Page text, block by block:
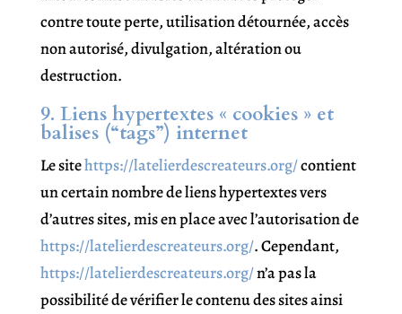
contre toute perte, utilisation détournée, accès
non autorisé, divulgation, altération ou
destruction.
9. Liens hypertextes « cookies » et
balises (“tags”) internet
Le sitehttps://latelierdescreateurs.org/contient
un certain nombre de liens hypertextes vers
d’autres sites, mis en place avec l’autorisation de
https://latelierdescreateurs.org/. Cependant,
https://latelierdescreateurs.org/n’a pas la
possibilité de vérifier le contenu des sites ainsi